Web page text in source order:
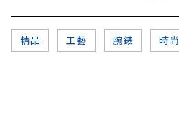
精品 工藝 腕錶 時尚